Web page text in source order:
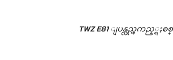
TWZ E81 ျပန္လည္ၾကည့္ရႈ